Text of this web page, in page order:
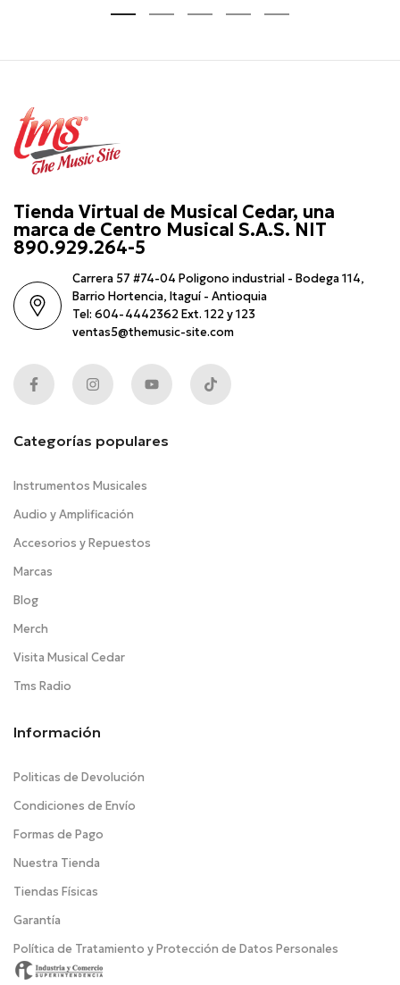
Tienda Virtual de Musical Cedar, una
marca de Centro Musical S.A.S. NIT
890.929.264-5
Carrera 57 #74-04 Poligono industrial - Bodega 114,
Barrio Hortencia, Itaguí - Antioquia
Tel: 604-4442362 Ext. 122 y 123
ventas5@themusic-site.com
Categorías populares
Instrumentos Musicales
Audio y Amplificación
Accesorios y Repuestos
Marcas
Blog
Merch
Visita Musical Cedar
Tms Radio
Información
Politicas de Devolución
Condiciones de Envío
Formas de Pago
Nuestra Tienda
Tiendas Físicas
Garantía
Política de Tratamiento y Protección de Datos Personales